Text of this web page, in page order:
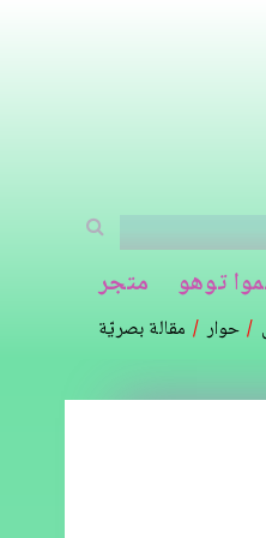
توهو متجر
مقالة بصريّة حوار